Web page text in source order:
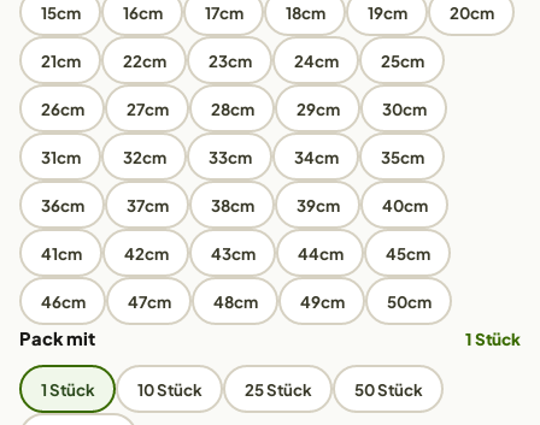
15cm 16cm 17cm 18cm 19cm 20cm
21cm 22cm 23cm 24cm 25cm
26cm 27cm 28cm 29cm 30cm
31cm 32cm 33cm 34cm 35cm
36cm 37cm 38cm 39cm 40cm
41cm 42cm 43cm 44cm 45cm
46cm 47cm 48cm 49cm 50cm
Pack mit 1 Stück
1 Stück 10 Stück 25 Stück 50 Stück